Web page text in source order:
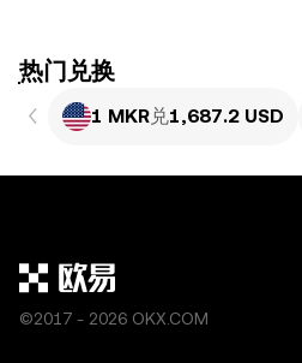
ִִִִִִִִִִִִִִִִִִִִִִִִִִִִִִִִִִִִִִִִִִִִִִִִ热门兑换
1 MKR兑1,687.2 USD
©2017 - 2026 OKX.COM